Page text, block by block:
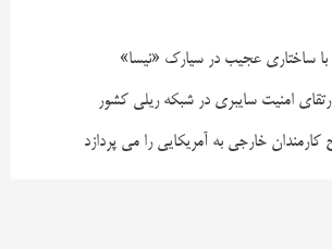
ساختاری عجیب در سیارک «نیسا»
امنیت سایبری در شبکه ریلی کشور
خارجی به آمریکایی را می پردازد